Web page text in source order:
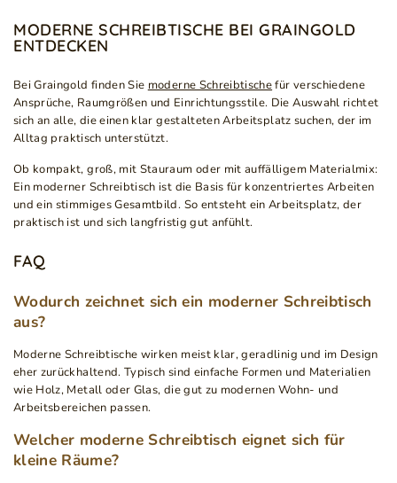
MODERNE SCHREIBTISCHE BEI GRAINGOLD
ENTDECKEN
Bei Graingold finden Sie moderne Schreibtischefür verschiedene
Ansprüche, Raumgrößen und Einrichtungsstile. Die Auswahl richtet
sich an alle, die einen klar gestalteten Arbeitsplatz suchen, der im
Alltag praktisch unterstützt.
Ob kompakt, groß, mit Stauraum oder mit auffälligem Materialmix:
Ein moderner Schreibtisch ist die Basis für konzentriertes Arbeiten
und ein stimmiges Gesamtbild. So entsteht ein Arbeitsplatz, der
praktisch ist und sich langfristig gut anfühlt.
FAQ
Wodurch zeichnet sich ein moderner Schreibtisch
aus?
Moderne Schreibtische wirken meist klar, geradlinig und im Design
eher zurückhaltend. Typisch sind einfache Formen und Materialien
wie Holz, Metall oder Glas, die gut zu modernen Wohn- und
Arbeitsbereichen passen.
Welcher moderne Schreibtisch eignet sich für
kleine Räume?